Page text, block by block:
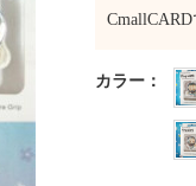
カラー ：